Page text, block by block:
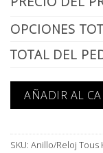
OPCIONES
TOTAL DEL
AÑADIR AL
SKU: Anillo/Reloj Tous